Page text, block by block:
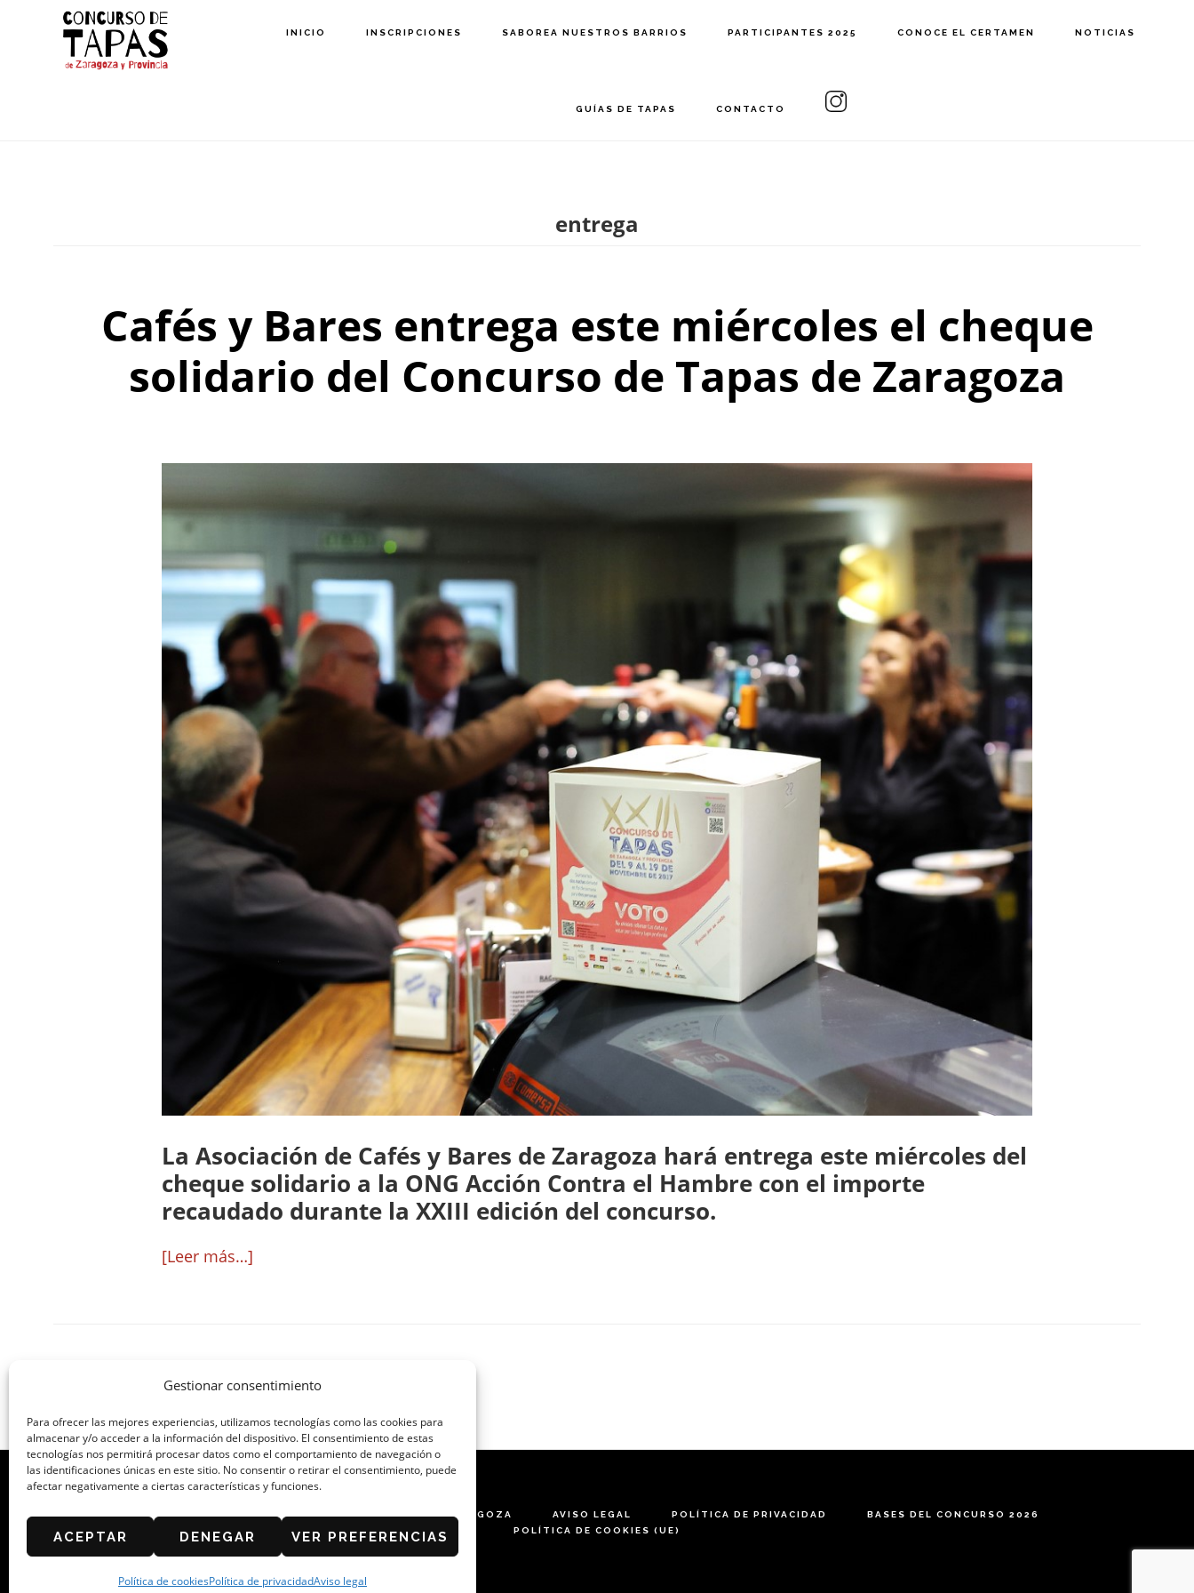
Gestionar consentimiento
Para ofrecer las mejores experiencias, utilizamos tecnologías como las cookies para
almacenar y/o acceder a la información del dispositivo. El consentimiento de estas
tecnologías nos permitirá procesar datos como el comportamiento de navegación o
las identificaciones únicas en este sitio. No consentir o retirar el consentimiento, puede
afectar negativamente a ciertas características y funciones.
ACEPTAR DENEGAR VER PREFERENCIAS
Política de cookiesPolítica de privacidadAviso legal
contenido
INICIO INSCRIPCIONES SABOREA NUESTROS BARRIOS PARTICIPANTES 2025 CONOCE EL CERTAMEN NOTICIAS
GUÍAS DE TAPAS CONTACTO
entrega
Cafés y Bares entrega este miércoles el cheque
solidario del Concurso de Tapas de Zaragoza
La Asociación de Cafés y Bares de Zaragoza hará entrega este miércoles del
cheque solidario a la ONG Acción Contra el Hambre con el importe
recaudado durante la XXIII edición del concurso.
[Leer más…]
entrega
este
miércoles
el
solidario
del
Concurso
ORGANIZA: ASOCIACIÓN DE CAFÉS Y BARES DE ZARAGOZA AVISO LEGAL POLÍTICA DE PRIVACIDAD
BASES DEL CONCURSO 2026
POLÍTICA DE COOKIES (UE)